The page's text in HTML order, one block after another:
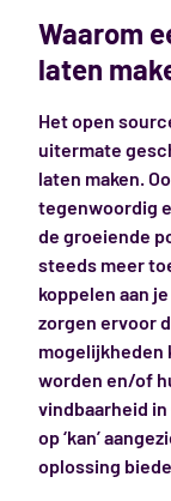
Waarom
laten
Het open
uitermate
laten maken.
tegenwoordig
de groeiende
steeds meer
koppelen aan
zorgen ervoor
mogelijkheden
worden en/of
vindbaarheid
op ‘kan’
oplossing